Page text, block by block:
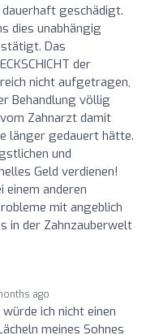
dauerhaft geschädigt.
dies unabhängig
Das
der
nicht aufgetragen,
Behandlung völlig
Zahnarzt damit
länger gedauert hätte.
und
Geld verdienen!
einem anderen
mit angeblich
in der Zahnzauberwelt
ago
ich nicht einen
meines Sohnes